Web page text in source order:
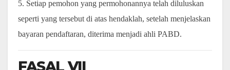
5. Setiap pemohon yang permohonannya telah diluluskan
seperti yang tersebut di atas hendaklah, setelah menjelaskan
bayaran pendaftaran, diterima menjadi ahli PABD.
FASAL VII